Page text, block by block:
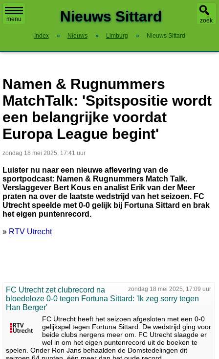
menu zoek
Nieuws Sittard
Index » Nieuws » Limburg » Nieuws Sittard
Namen & Rugnummers
MatchTalk: 'Spitspositie wordt
een belangrijke voordat
Europa League begint'
zondag 18 mei 2025, 17:41 uur
Luister nu naar een nieuwe aflevering van de
sportpodcast: Namen & Rugnummers Match Talk.
Verslaggever Bert Kous en analist Erik van der Meer
praten na over de laatste wedstrijd van het seizoen. FC
Utrecht speelde met 0-0 gelijk bij Fortuna Sittard en brak
het eigen puntenrecord.
» RTV Utrecht
zondag 18 mei 2025, 17:09 uur
FC Utrecht zet clubrecord na
bloedeloze 0-0 tegen Fortuna Sittard: 'Ik zeg sorry tegen
Han Berger'
FC Utrecht heeft het seizoen afgesloten met een 0-0
gelijkspel tegen Fortuna Sittard. De wedstrijd ging voor
beide clubs nergens meer om. FC Utrecht slaagde er
wel in om het eigen puntenrecord uit de boeken te
spelen. Onder Ron Jans behaalden de Domstedelingen dit